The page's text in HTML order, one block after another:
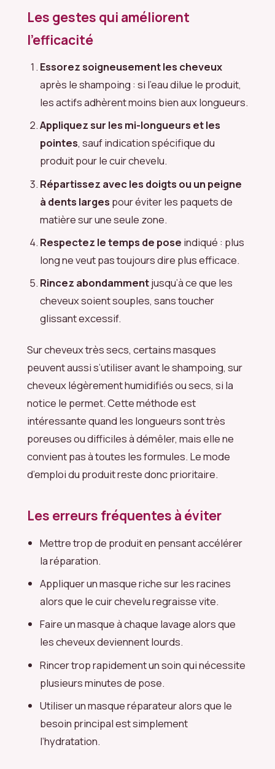
Les gestes qui améliorent
l’efficacité
Essorez soigneusement les cheveux
après le shampoing : si l’eau dilue le produit,
les actifs adhèrent moins bien aux longueurs.
Appliquez sur les mi-longueurs et les
pointes, sauf indication spécifique du
produit pour le cuir chevelu.
Répartissez avec les doigts ou un peigne
à dents larges pour éviter les paquets de
matière sur une seule zone.
Respectez le temps de pose indiqué : plus
long ne veut pas toujours dire plus efficace.
Rincez abondammentjusqu’à ce que les
cheveux soient souples, sans toucher
glissant excessif.
Sur cheveux très secs, certains masques
peuvent aussi s’utiliser avant le shampoing, sur
cheveux légèrement humidifiés ou secs, si la
notice le permet. Cette méthode est
intéressante quand les longueurs sont très
poreuses ou difficiles à démêler, mais elle ne
convient pas à toutes les formules. Le mode
d’emploi du produit reste donc prioritaire.
Les erreurs fréquentes à éviter
Mettre trop de produit en pensant accélérer
la réparation.
Appliquer un masque riche sur les racines
alors que le cuir chevelu regraisse vite.
Faire un masque à chaque lavage alors que
les cheveux deviennent lourds.
Rincer trop rapidement un soin qui nécessite
plusieurs minutes de pose.
Utiliser un masque réparateur alors que le
besoin principal est simplement
l’hydratation.